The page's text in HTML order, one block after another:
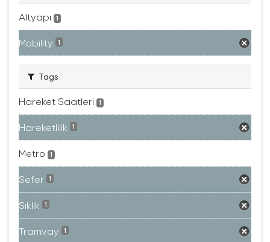
Altyapı 1
Mobility 1
Tags
Hareket Saatleri 1
Hareketlilik 1
Metro 1
Sefer 1
Sıklık 1
Tramvay 1